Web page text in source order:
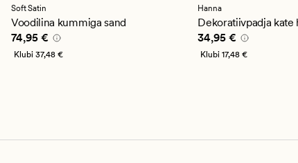
hinnanguga
4.5
Soft Satin
Voodilina kummiga sand
Pris_ee 74,95 €
74,95 €
Klubi 37,48 €
hinnanguga
5
Hanna
Dekoratiivpadja
Pris_ee 34,95 €
34,95 €
Klubi17,48 €